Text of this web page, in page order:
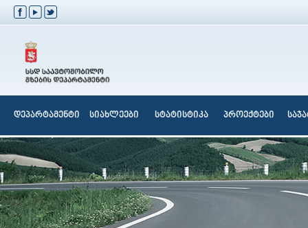
დეპარტამენტი სიახლეები სტატისტიკა პროექტები